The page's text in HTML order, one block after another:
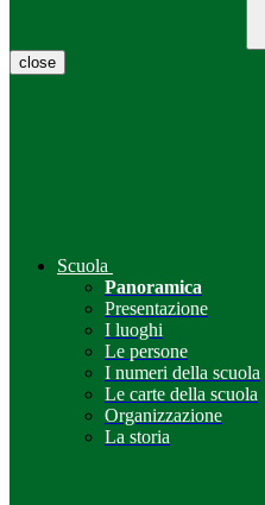
close
Scuola
Panoramica
Presentazione
I luoghi
Le persone
I numeri della scuola
Le carte della scuola
Organizzazione
La storia